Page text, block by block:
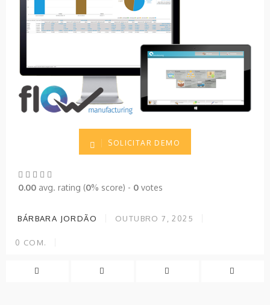
SOLICITAR DEMO
0.00 avg. rating (0% score) - 0 votes
BÁRBARA JORDÃO OUTUBRO 7, 2025
0 COM.